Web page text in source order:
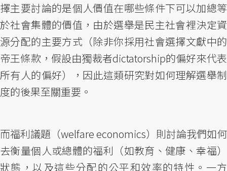
擇主要討論的是個人價值在哪些條件下可以加總等
於社會集體的價值，由於選舉是民主社會裡決定資
源分配的主要方式（除非你採用社會選擇文獻中的
帝王條款，假設由獨裁者dictatorship的偏好來代表
所有人的偏好），因此這類研究對如何理解選舉制
度的後果至關重要。
而福利議題（welfare economics）則討論我們如何
去衡量個人或總體的福利（如教育、健康、幸福）
狀態，以及這些分配的公平和效率的特性。一方